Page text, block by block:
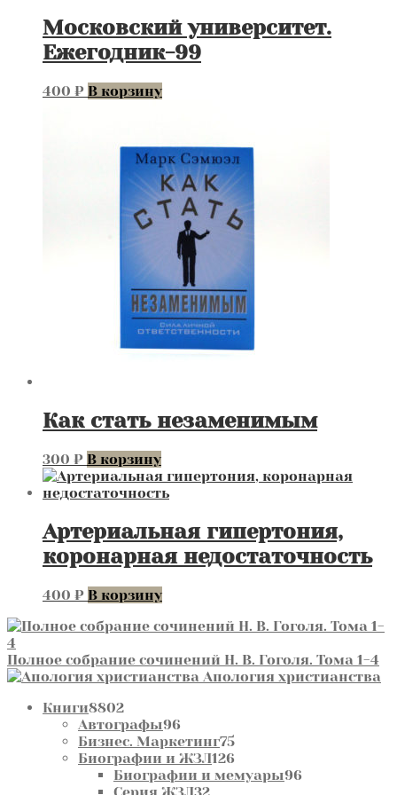
Московский университет.
Ежегодник-99
400 ₽ В корзину
Как стать незаменимым
300 ₽ В корзину
Артериальная гипертония,
коронарная недостаточность
400 ₽ В корзину
Полное собрание сочинений Н. В. Гоголя. Тома 1-4
Апология христианства
Книги88028802
товара
Автографы9696
товаров
Бизнес. Маркетинг7575
товаров
Биографии и ЖЗЛ126126
товаров
Биографии и мемуары9696
32